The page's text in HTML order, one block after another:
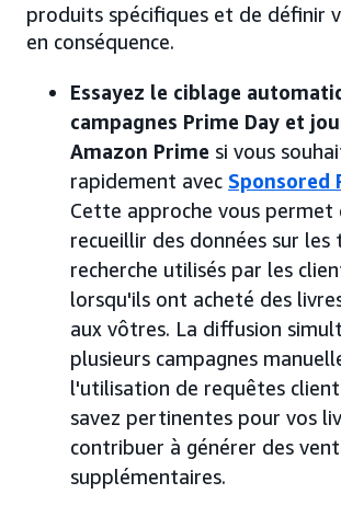
produits spécifiques et de définir
en conséquence.
Essayez le ciblage
campagnes Prime Day et
Amazon Prime si vous
rapidement avec Sponsored
Cette approche vous permet
recueillir des données sur les
recherche utilisés par les
lorsqu'ils ont acheté des
aux vôtres. La diffusion
plusieurs campagnes
l'utilisation de requêtes
savez pertinentes pour vos
contribuer à générer des
supplémentaires.